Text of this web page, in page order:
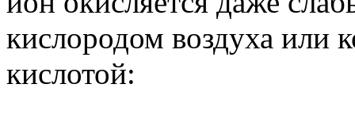
кислородом воздуха или
кислотой: